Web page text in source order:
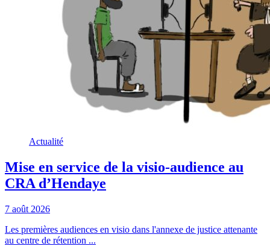
Actualité
Mise en service de la visio-audience au
CRA d’Hendaye
7 août 2026
Les premières audiences en visio dans l'annexe de justice attenante
au centre de rétention ...